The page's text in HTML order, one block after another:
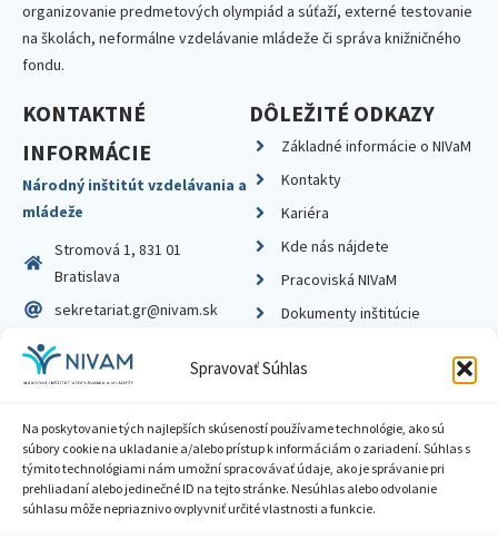
Spravovať Súhlas
Na poskytovanie tých najlepších skúseností používame technológie, ako sú
súbory cookie na ukladanie a/alebo prístup k informáciám o zariadení. Súhlas s
týmito technológiami nám umožní spracovávať údaje, ako je správanie pri
prehliadaní alebo jedinečné ID na tejto stránke. Nesúhlas alebo odvolanie
súhlasu môže nepriaznivo ovplyvniť určité vlastnosti a funkcie.
organizovanie predmetových olympiád a súťaží, externé testovanie
na školách, neformálne vzdelávanie mládeže či správa knižničného
fondu.
KONTAKTNÉ
INFORMÁCIE
Národný inštitút vzdelávania a
mládeže
Stromová 1, 831 01
Bratislava
sekretariat.gr@nivam.sk
IČO: 00164348
DIČ: 2020798714
DÔLEŽITÉ ODKAZY
Základné informácie o NIVaM
Kontakty
Kariéra
Kde nás nájdete
Pracoviská NIVaM
Dokumenty inštitúcie
Zásady ochrany súkromia